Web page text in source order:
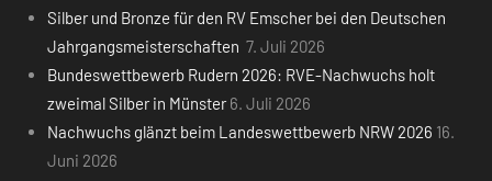
Silber und Bronze für den RV Emscher bei den Deutschen
Jahrgangsmeisterschaften 7. Juli 2026
Bundeswettbewerb Rudern 2026: RVE-Nachwuchs holt
zweimal Silber in Münster 6. Juli 2026
Nachwuchs glänzt beim Landeswettbewerb NRW 2026 16.
Juni 2026